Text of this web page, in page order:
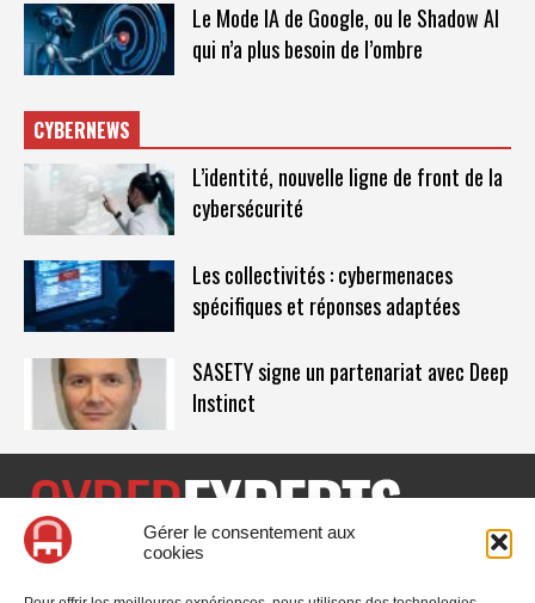
Gérer le consentement aux
cookies
Le Mode IA de Google, ou le Shadow AI
qui n’a plus besoin de l’ombre
CYBERNEWS
L’identité, nouvelle ligne de front de la
cybersécurité
Les collectivités : cybermenaces
spécifiques et réponses adaptées
SASETY signe un partenariat avec Deep
Instinct
CyberExperts.tech est un média dédié à la sécurité informatique